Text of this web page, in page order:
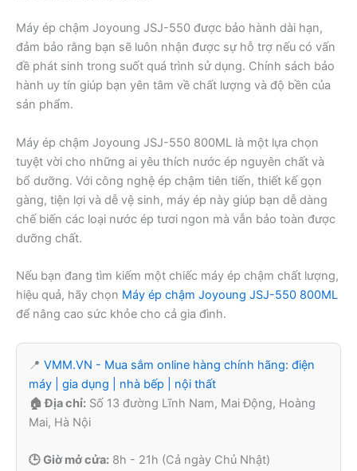
Máy ép chậm Joyoung JSJ-550 được bảo hành dài hạn,
đảm bảo rằng bạn sẽ luôn nhận được sự hỗ trợ nếu có vấn
đề phát sinh trong suốt quá trình sử dụng. Chính sách bảo
hành uy tín giúp bạn yên tâm về chất lượng và độ bền của
sản phẩm.
Máy ép chậm Joyoung JSJ-550 800ML là một lựa chọn
tuyệt vời cho những ai yêu thích nước ép nguyên chất và
bổ dưỡng. Với công nghệ ép chậm tiên tiến, thiết kế gọn
gàng, tiện lợi và dễ vệ sinh, máy ép này giúp bạn dễ dàng
chế biến các loại nước ép tươi ngon mà vẫn bảo toàn được
dưỡng chất.
Nếu bạn đang tìm kiếm một chiếc máy ép chậm chất lượng,
hiệu quả, hãy chọn Máy ép chậm Joyoung JSJ-550 800ML
để nâng cao sức khỏe cho cả gia đình.
📍 VMM.VN - Mua sắm online hàng chính hãng: điện
máy | gia dụng | nhà bếp | nội thất
🏠 Địa chỉ: Số 13 đường Lĩnh Nam, Mai Động, Hoàng
Mai, Hà Nội
🕒 Giờ mở cửa: 8h - 21h (Cả ngày Chủ Nhật)